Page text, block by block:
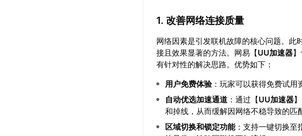
1. 改善网络连接质量
网络因素是引发联机故障的核心问题。此
接且效果显著的方法。网易【UU加速器
有针对性的解决思路。优势如下：
用户免费体验：玩家可以获得免费试用
自动优选加速通道 ：通过【UU加速器
和掉线，从而缓解因网络不稳导致的匹
区域切换和锁定功能：支持一键切换至